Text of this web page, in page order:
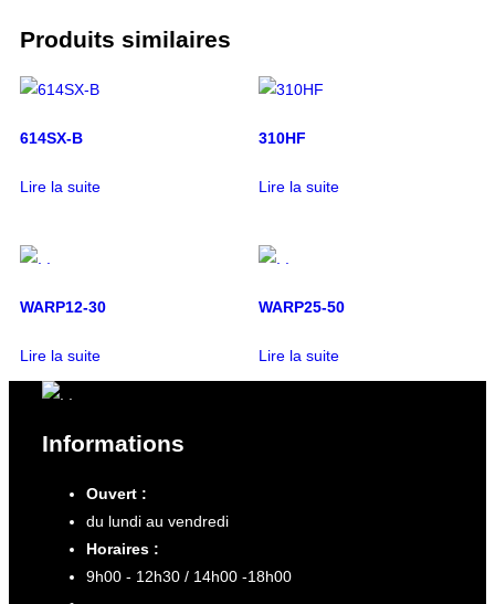
Produits similaires
614SX-B
Lire la suite
310HF
Lire la suite
WARP12-30
Lire la suite
WARP25-50
Lire la suite
Informations
Ouvert :
du lundi au vendredi
Horaires :
9h00 - 12h30 / 14h00 -18h00